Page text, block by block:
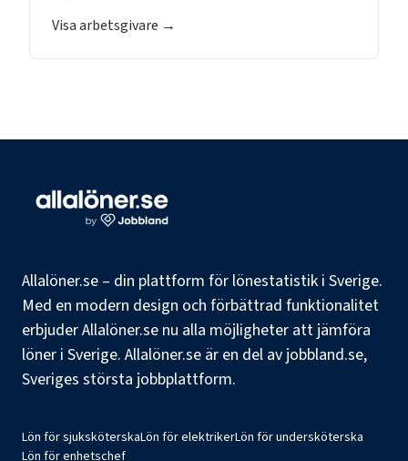
Visa arbetsgivare →
Allalöner.se – din plattform för lönestatistik i Sverige.
Med en modern design och förbättrad funktionalitet
erbjuder Allalöner.se nu alla möjligheter att jämföra
löner i Sverige. Allalöner.se är en del av jobbland.se,
Sveriges största jobbplattform.
Lön för sjuksköterskaLön för elektrikerLön för undersköterska
Lön för enhetschef